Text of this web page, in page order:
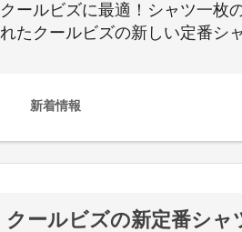
ールビズに最適！シャツ一
たクールビズの新しい定番シ
新着情報
ールビズの新定番シャ